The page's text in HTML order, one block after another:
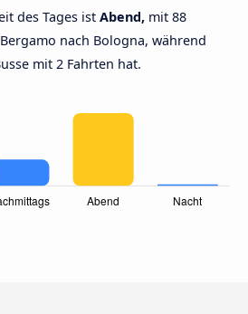
des Tages ist Abend, mit 88
nach Bologna, während
mit 2 Fahrten hat.